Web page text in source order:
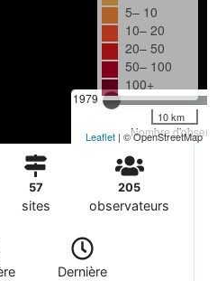
1979
Nombre
5– 10
10– 20
20– 50
50– 100
100+
10 km
Leaflet | © OpenStreetMap
57
sites
205
observateurs
Dernière